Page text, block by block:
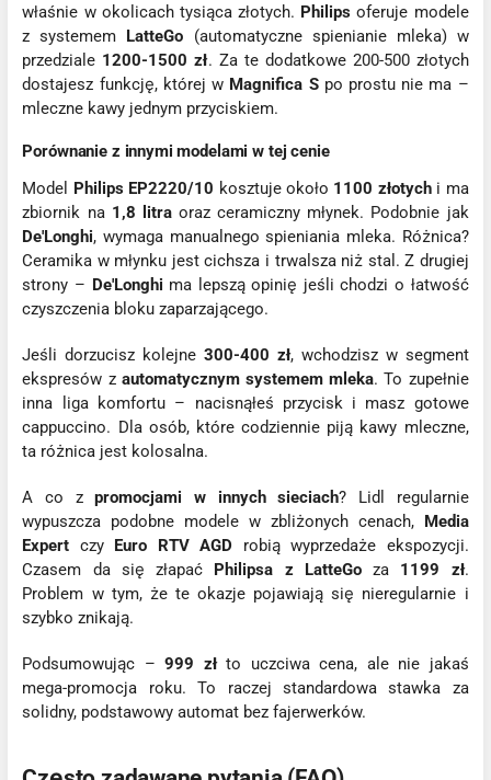
właśnie w okolicach tysiąca złotych. Philips oferuje modele
z systemem LatteGo (automatyczne spienianie mleka) w
przedziale 1200-1500 zł. Za te dodatkowe 200-500 złotych
dostajesz funkcję, której w Magnifica Spo prostu nie ma –
mleczne kawy jednym przyciskiem.
Porównanie z innymi modelami w tej cenie
Model Philips EP2220/10 kosztuje około 1100 złotychi ma
zbiornik na 1,8 litraoraz ceramiczny młynek. Podobnie jak
De'Longhi, wymaga manualnego spieniania mleka. Różnica?
Ceramika w młynku jest cichsza i trwalsza niż stal. Z drugiej
strony – De'Longhi ma lepszą opinię jeśli chodzi o łatwość
czyszczenia bloku zaparzającego.
Jeśli dorzucisz kolejne300-400 zł, wchodzisz w segment
ekspresów z automatycznym systemem mleka. To zupełnie
inna liga komfortu – nacisnąłeś przycisk i masz gotowe
cappuccino. Dla osób, które codziennie piją kawy mleczne,
ta różnica jest kolosalna.
A co zpromocjami w innych sieciach? Lidl regularnie
wypuszcza podobne modele w zbliżonych cenach, Media
Expert czy Euro RTV AGD robią wyprzedaże ekspozycji.
Czasem da się złapać Philipsa z LatteGoza 1199 zł.
Problem w tym, że te okazje pojawiają się nieregularnie i
szybko znikają.
Podsumowując –999 złto uczciwa cena, ale nie jakaś
mega-promocja roku. To raczej standardowa stawka za
solidny, podstawowy automat bez fajerwerków.